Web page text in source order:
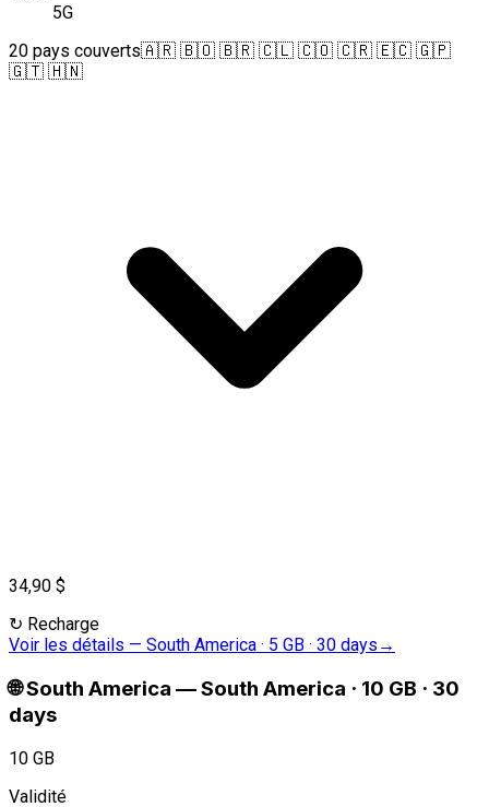
5G
20 pays couverts🇦🇷 🇧🇴 🇧🇷 🇨🇱 🇨🇴 🇨🇷 🇪🇨 🇬🇵
🇬🇹 🇭🇳
34,90 $
↻ Recharge
Voir les détails — South America · 5 GB · 30 days →
🌐South America —South America · 10 GB · 30
days
10 GB
Validité